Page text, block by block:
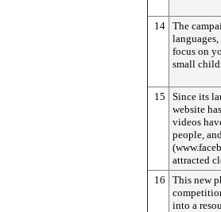
14 The
focus on
small
15
Since its
website
videos
people,
attracted
16
This new
into a